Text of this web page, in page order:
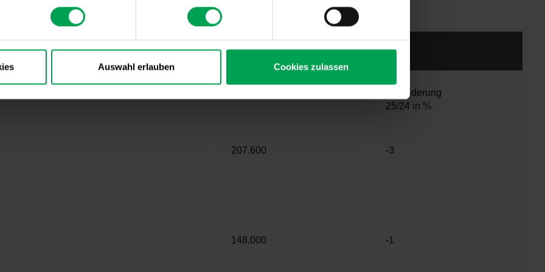
Auswahl erlauben Cookies zulassen
im Januar sehr beliebt.
*)
Veränderung
25/24 in %
207.600 -3
148.000 -1